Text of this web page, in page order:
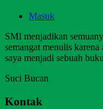
Masuk
SMI menjadikan
semangat menulis
saya menjadi sebuah buku
Suci Bucan
Kontak